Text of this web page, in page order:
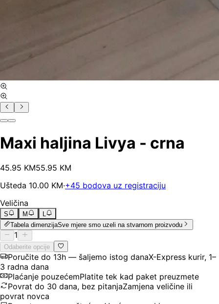
Maxi haljina Livya - crna
45.95 KM55.95 KM
Ušteda 10.00 KM·+45 bodova uz registraciju
Veličina
S M
L
Tabela dimenzijaSve mjere smo uzeli na stvarnom proizvodu
1
Odaberite opcije
Poručite do 13h — šaljemo istog danaX-Express kurir, 1–
3 radna dana
Plaćanje pouzećemPlatite tek kad paket preuzmete
Povrat do 30 dana, bez pitanjaZamjena veličine ili
povrat novca